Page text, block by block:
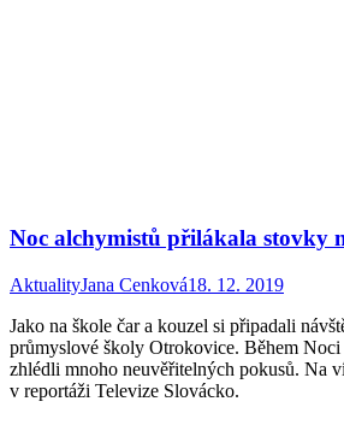
Noc alchymistů přilákala stovky
AktualityJana Cenková18. 12. 2019
Jako na škole čar a kouzel si připadali
průmyslové školy Otrokovice. Během
zhlédli mnoho neuvěřitelných pokusů. Na
v reportáži Televize Slovácko.